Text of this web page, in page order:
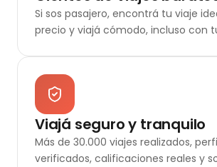
Si sos pasajero, encontrá tu viaje
precio y viajá cómodo, incluso con
Viajá seguro y tranquilo
Más de 30.000 viajes realizados,
verificados, calificaciones reales y